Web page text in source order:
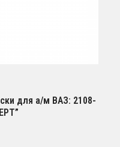
для а/м ВАЗ: 2108-